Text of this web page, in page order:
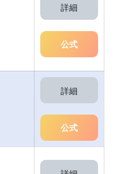
詳細
公式
詳細
公式